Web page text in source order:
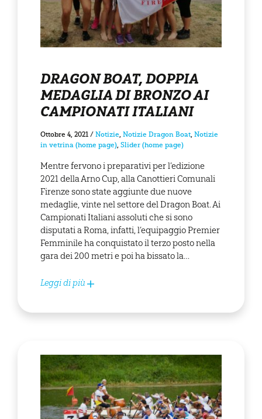
DRAGON BOAT, DOPPIA
MEDAGLIA DI BRONZO AI
CAMPIONATI ITALIANI
Ottobre 4, 2021 / Notizie, Notizie Dragon Boat, Notizie
in vetrina (home page), Slider (home page)
Mentre fervono i preparativi per l’edizione
2021 della Arno Cup, alla Canottieri Comunali
Firenze sono state aggiunte due nuove
medaglie, vinte nel settore del Dragon Boat. Ai
Campionati Italiani assoluti che si sono
disputati a Roma, infatti, l’equipaggio Premier
Femminile ha conquistato il terzo posto nella
gara dei 200 metri e poi ha bissato la…
Leggi di più